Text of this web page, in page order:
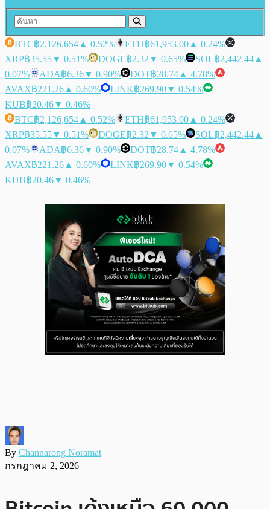
BTC฿2,126,654 ▲ 0.52% ETH฿61,953.00 ▲ 0.24%
XRP฿35.55▼ 0.51% DOGE฿2.32 ▼ 0.65% SOL฿2,442.44 ▲
0.07%
ADA฿6.36▼ 0.90% DOT฿28.74 ▲ 4.78%
AVAX฿221.26 ▲ 0.60% LINK฿269.90▼ 0.54%
KUB฿20.46▼ 0.46%
BTC฿2,126,654 ▲ 0.52% ETH฿61,953.00 ▲ 0.24%
XRP฿35.55▼ 0.51% DOGE฿2.32 ▼ 0.65% SOL฿2,442.44 ▲
0.07%
ADA฿6.36▼ 0.90% DOT฿28.74 ▲ 4.78%
AVAX฿221.26 ▲ 0.60% LINK฿269.90▼ 0.54%
KUB฿20.46▼ 0.46%
By Channarong Noramat
กรกฎาคม 2, 2026